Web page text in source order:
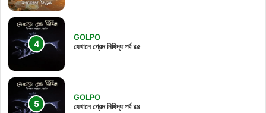
GOLPO
যেখানে প্রেম নিষিদ্ধ পর্ব ৪৫
GOLPO
যেখানে প্রেম নিষিদ্ধ পর্ব ৪৪